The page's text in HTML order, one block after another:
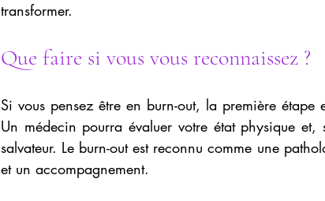
transformer.
Que faire si vous vous reconnaissez ?
Si vous pensez être en burn-out, la première étape
Un médecin pourra évaluer votre état physique
salvateur. Le burn-out est reconnu comme une
et un accompagnement.